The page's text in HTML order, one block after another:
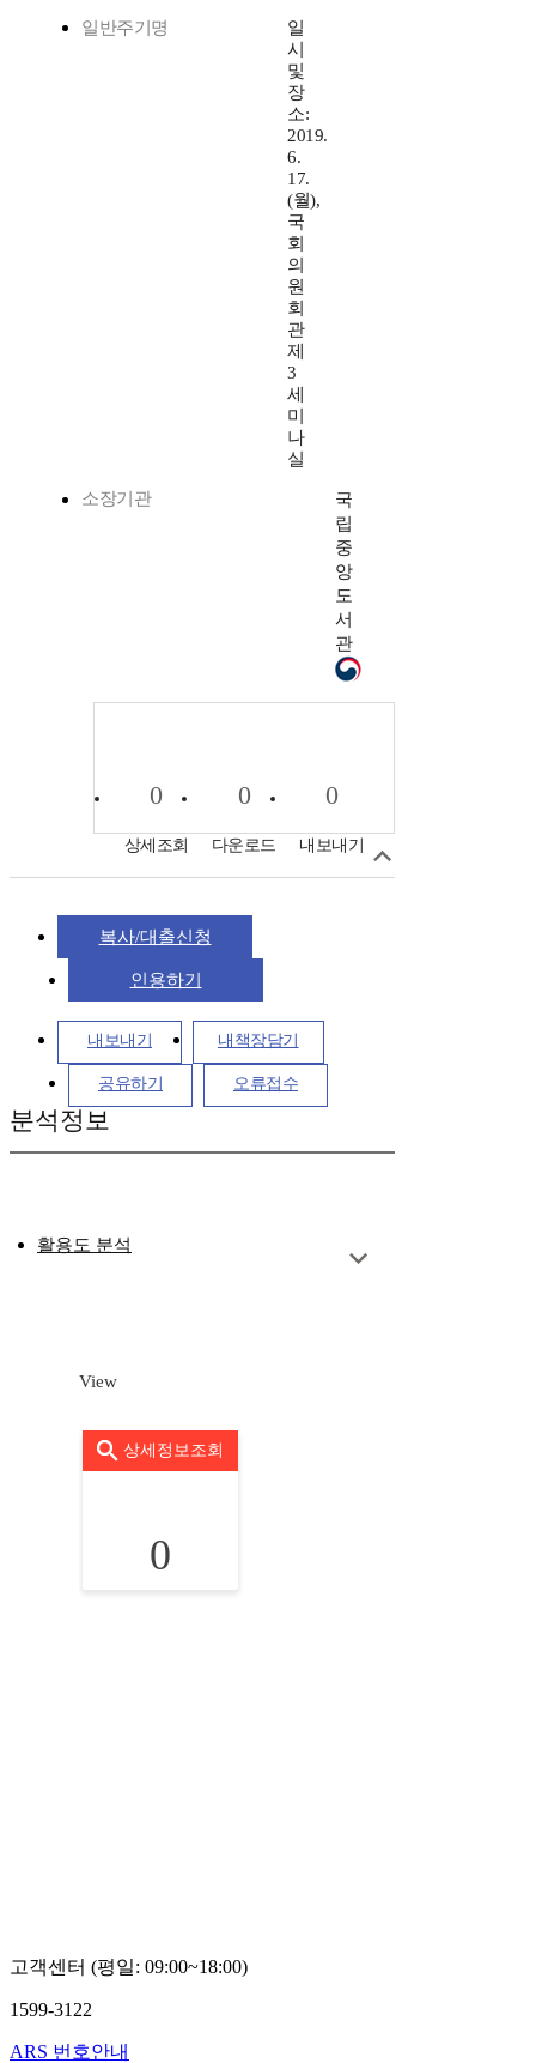
일반주기명
일
시
및
장
소:
2019.
6.
17.
(월),
국
회
의
원
회
관
제
3
세
미
나
실
소장기관
국
립
중
앙
도
서
관
0
상세조회
0
다운로드
0
내보내기
복사/대출신청
인용하기
내보내기 내책장담기
공유하기 오류접수
분석정보
활용도 분석
View
상세정보조회
0
고객센터 (평일: 09:00~18:00)
1599-3122
ARS 번호안내